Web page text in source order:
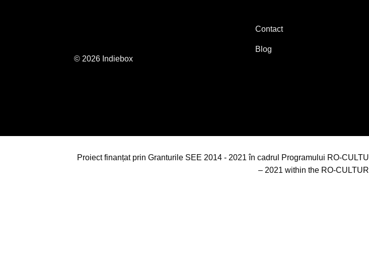
© 2026 Indiebox
Contact
Blog
Proiect finanțat prin Granturile SEE 2014 - 2021 în cadrul Programului RO-
– 2021 within the RO-